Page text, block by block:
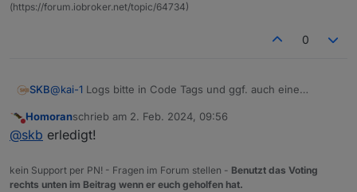
(https://forum.iobroker.net/topic/64734)
0
SKB@kai-1 Logs bitte in Code Tags und ggf. auch eine
wo?
Außerdem ist der Beitrag im falschen Forum.
Der Energiefluss hat einen eigenen Bereich.
@HomoranKannst du den Beitrag bitte verschieben?
Nicht stören
Homoranschrieb am 2. Feb. 2024, 09:56
zuletzt editiert von
@skb erledigt!
kein Support per PN! - Fragen im Forum stellen - Benutzt das Voting
rechts unten im Beitrag wenn er euch geholfen hat.